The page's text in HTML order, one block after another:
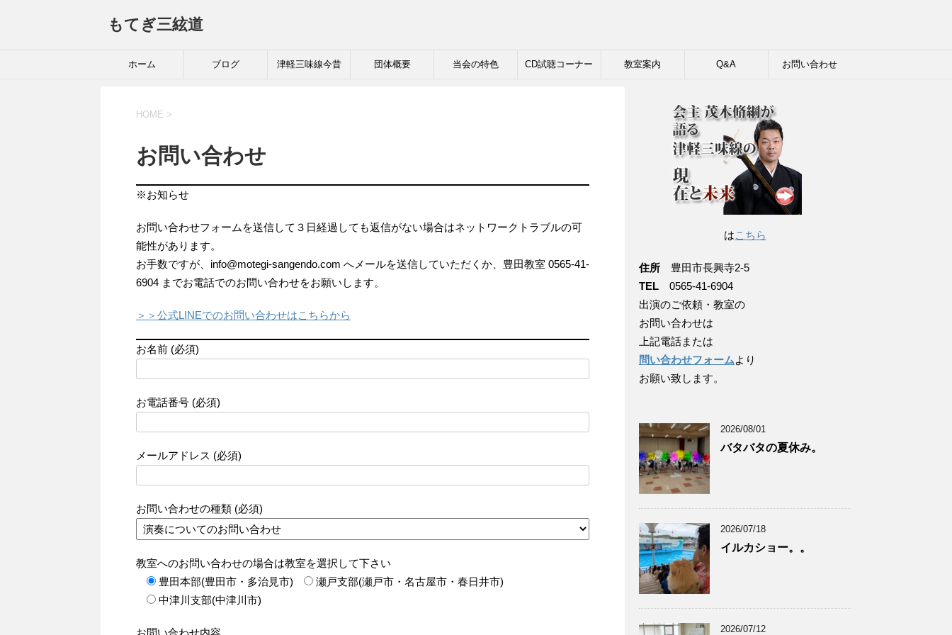
もてぎ三絃道
ホーム ブログ 津軽三味線今昔 団体概要 当会の特色 CD試聴コーナー 教室案内 Q&A お問い合わせ
HOME >
お問い合わせ
※お知らせ
お問い合わせフォームを送信して３日経過しても返信がない場合はネットワークトラブルの可
能性があります。
お手数ですが、info@motegi-sangendo.com へメールを送信していただくか、豊田教室 0565-41-
6904 までお電話でのお問い合わせをお願いします。
＞＞公式LINEでのお問い合わせはこちらから
お名前 (必須)
お電話番号 (必須)
メールアドレス (必須)
お問い合わせの種類 (必須)
教室へのお問い合わせの場合は教室を選択して下さい
豊田本部(豊田市・多治見市)
瀬戸支部(瀬戸市・名古屋市・春日井市)
中津川支部(中津川市)
お問い合わせ内容
はこちら
住所 豊田市長興寺2-5
TEL 0565-41-6904
出演のご依頼・教室の
お問い合わせは
上記電話または
問い合わせフォームより
お願い致します。
2026/08/01
バタバタの夏休み。
2026/07/18
イルカショー。。
2026/07/12